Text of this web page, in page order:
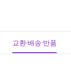
교환·배송·반품